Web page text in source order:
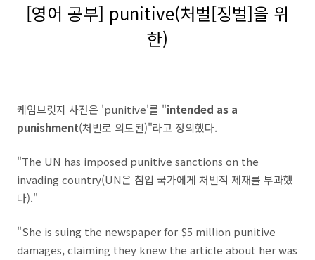
[영어 공부] punitive(처벌[징벌]을 위
한)
케임브릿지 사전은 'punitive'를 "intended as a
punishment(처벌로 의도된)"라고 정의했다.
"The UN has imposed punitive sanctions on the
invading country(UN은 침입 국가에게 처벌적 제재를 부과했
다)."
"She is suing the newspaper for $5 million punitive
damages, claiming they knew the article about her was